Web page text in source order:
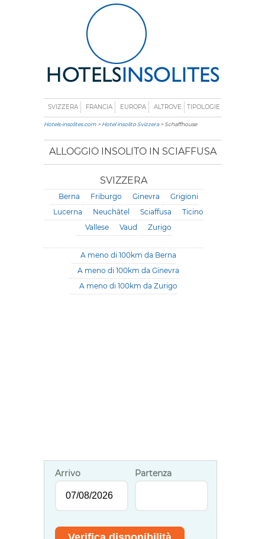
SVIZZERA FRANCIA EUROPA ALTROVE TIPOLOGIE
Hotels-insolites.com >Hotel insolito Svizzera> Schaffhouse
ALLOGGIO INSOLITO IN SCIAFFUSA
SVIZZERA
Berna Friburgo Ginevra
Grigioni
Lucerna
Neuchâtel Sciaffusa
Ticino
Vallese
Vaud Zurigo
A meno di 100km da Berna
A meno di 100km da Ginevra
A meno di 100km da Zurigo
Arrivo Partenza